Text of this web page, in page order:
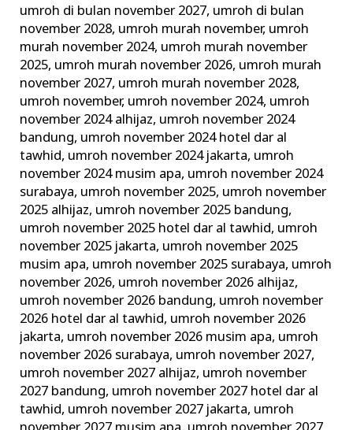
umroh di bulan november 2027, umroh di bulan
november 2028, umroh murah november, umroh
murah november 2024, umroh murah november
2025, umroh murah november 2026, umroh murah
november 2027, umroh murah november 2028,
umroh november, umroh november 2024, umroh
november 2024 alhijaz, umroh november 2024
bandung, umroh november 2024 hotel dar al
tawhid, umroh november 2024 jakarta, umroh
november 2024 musim apa, umroh november 2024
surabaya, umroh november 2025, umroh november
2025 alhijaz, umroh november 2025 bandung,
umroh november 2025 hotel dar al tawhid, umroh
november 2025 jakarta, umroh november 2025
musim apa, umroh november 2025 surabaya, umroh
november 2026, umroh november 2026 alhijaz,
umroh november 2026 bandung, umroh november
2026 hotel dar al tawhid, umroh november 2026
jakarta, umroh november 2026 musim apa, umroh
november 2026 surabaya, umroh november 2027,
umroh november 2027 alhijaz, umroh november
2027 bandung, umroh november 2027 hotel dar al
tawhid, umroh november 2027 jakarta, umroh